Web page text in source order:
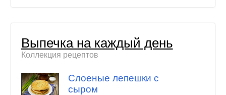
Выпечка на каждый день
Коллекция рецептов
Слоеные лепешки с
сыром